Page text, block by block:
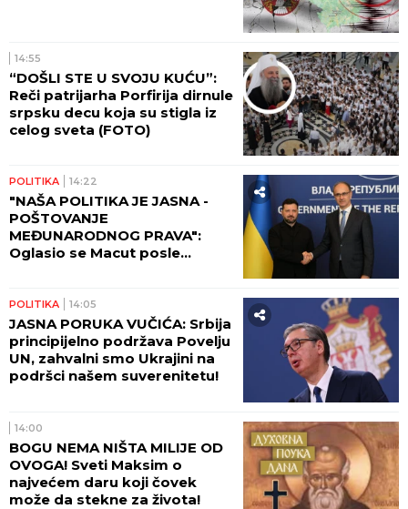
14:55
“DOŠLI STE U SVOJU KUĆU”:
Reči patrijarha Porfirija dirnule
srpsku decu koja su stigla iz
celog sveta (FOTO)
POLITIKA 14:22
"NAŠA POLITIKA JE JASNA -
POŠTOVANJE
MEĐUNARODNOG PRAVA":
Oglasio se Macut posle
POLITIKA 14:05
JASNA PORUKA VUČIĆA: Srbija
principijelno podržava Povelju
UN, zahvalni smo Ukrajini na
podršci našem suverenitetu!
14:00
BOGU NEMA NIŠTA MILIJE OD
OVOGA! Sveti Maksim o
najvećem daru koji čovek
može da stekne za života!